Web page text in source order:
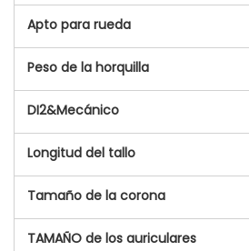
Apto para rueda
Peso de la horquilla
DI2&Mecánico
Longitud del tallo
Tamaño de la corona
TAMAÑO de los auriculares